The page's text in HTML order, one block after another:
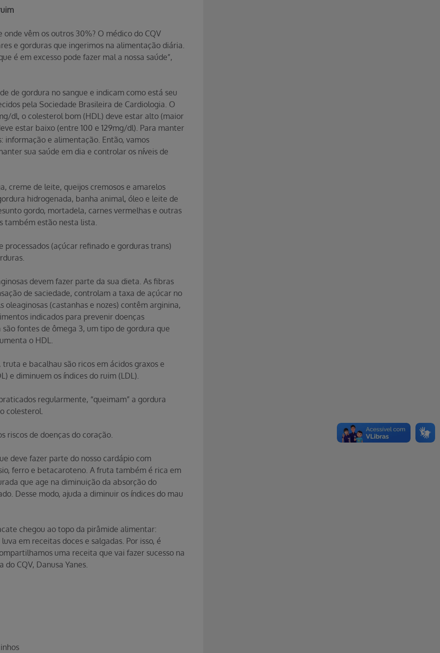
vêm os outros 30%? O médico do CQV
e gorduras que ingerimos na alimentação diária.
é em excesso pode fazer mal a nossa saúde”,
de gordura no sangue e indicam como está seu
pela Sociedade Brasileira de Cardiologia. O
dl, o colesterol bom (HDL) deve estar alto (maior
estar baixo (entre 100 e 129mg/dl). Para manter
informação e alimentação. Então, vamos
sua saúde em dia e controlar os níveis de
creme de leite, queijos cremosos e amarelos
hidrogenada, banha animal, óleo e leite de
gordo, mortadela, carnes vermelhas e outras
também estão nesta lista.
(açúcar refinado e gorduras trans)
devem fazer parte da sua dieta. As fibras
de saciedade, controlam a taxa de açúcar no
oleaginosas (castanhas e nozes) contêm arginina,
indicados para prevenir doenças
fontes de ômega 3, um tipo de gordura que
o HDL.
e bacalhau são ricos em ácidos graxos e
e diminuem os índices do ruim (LDL).
regularmente, “queimam” a gordura
colesterol.
riscos de doenças do coração.
deve fazer parte do nosso cardápio com
ferro e betacaroteno. A fruta também é rica em
que age na diminuição da absorção do
Desse modo, ajuda a diminuir os índices do mau
chegou ao topo da pirâmide alimentar:
em receitas doces e salgadas. Por isso, é
uma receita que vai fazer sucesso na
CQV, Danusa Yanes.